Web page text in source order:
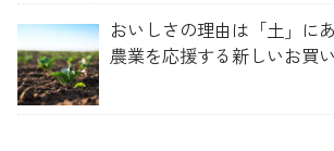
おいしさの理由は「土」に
農業を応援する新しいお買